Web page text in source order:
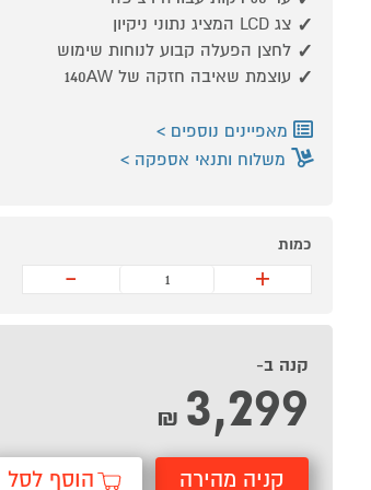
צג LCD המציג נתוני ניקיון
לחצן הפעלה קבוע לנוחות שימוש
עוצמת שאיבה חזקה של 140AW
מאפיינים נוספים
משלוח ותנאי אספקה
כמות
+
-
קנה ב-
3,299
₪
קניה מהירה הוסף לסל